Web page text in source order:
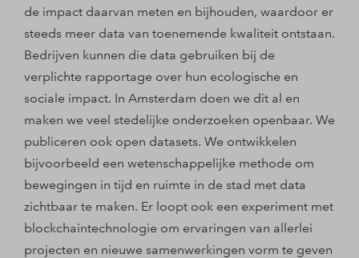
de impact daarvan meten en bijhouden, waardoor er
steeds meer data van toenemende kwaliteit ontstaan.
Bedrijven kunnen die data gebruiken bij de
verplichte rapportage over hun ecologische en
sociale impact. In Amsterdam doen we dit al en
maken we veel stedelijke onderzoeken openbaar. We
publiceren ook open datasets. We ontwikkelen
bijvoorbeeld een wetenschappelijke methode om
bewegingen in tijd en ruimte in de stad met data
zichtbaar te maken. Er loopt ook een experiment met
blockchaintechnologie om ervaringen van allerlei
projecten en nieuwe samenwerkingen vorm te geven